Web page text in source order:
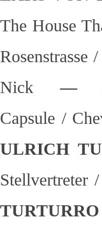
The House
Nick
—
Capsule /
ULRICH
Stellvertreter